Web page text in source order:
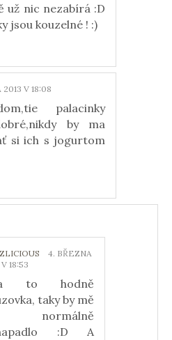
už nic nezabírá :D
jsou kouzelné ! :)
V 18:08
palacinky
by ma
si ich s jogurtom
4. BŘEZNA
18:53
to hodně
taky by mě
normálně
:D A